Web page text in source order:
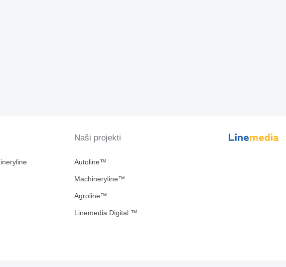
Naši projekti
Autoline™
Machineryline™
Agroline™
Linemedia Digital ™